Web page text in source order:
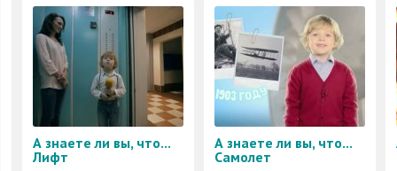
А знаете ли вы, что...
Лифт
А знаете ли вы, что...
Самолет